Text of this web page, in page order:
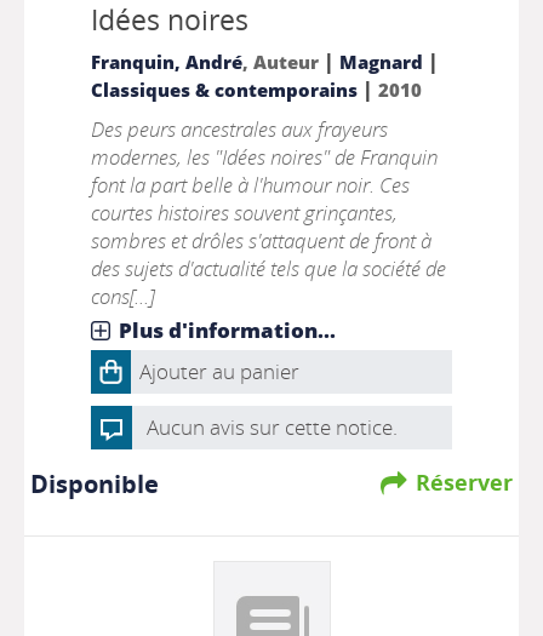
Idées noires
Franquin, André, Auteur | Magnard |
Classiques & contemporains| 2010
Des peurs ancestrales aux frayeurs
modernes, les "Idées noires" de Franquin
font la part belle à l'humour noir. Ces
courtes histoires souvent grinçantes,
sombres et drôles s'attaquent de front à
des sujets d'actualité tels que la société de
cons[...]
Plus d'information...
Ajouter au panier
Aucun avis sur cette notice.
Réserver
Disponible